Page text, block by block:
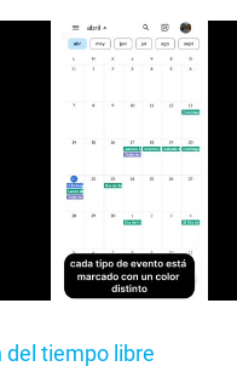
del tiempo libre